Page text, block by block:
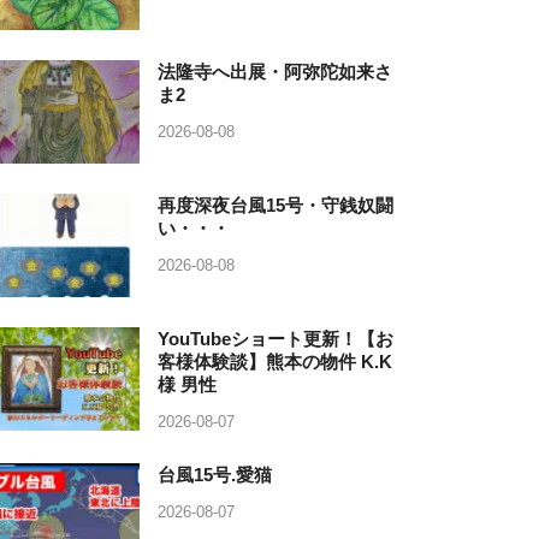
法隆寺へ出展・阿弥陀如来さ
ま2
2026-08-08
再度深夜台風15号・守銭奴闘
い・・・
2026-08-08
YouTubeショート更新！【お
客様体験談】熊本の物件 K.K
様 男性
2026-08-07
台風15号.愛猫
2026-08-07